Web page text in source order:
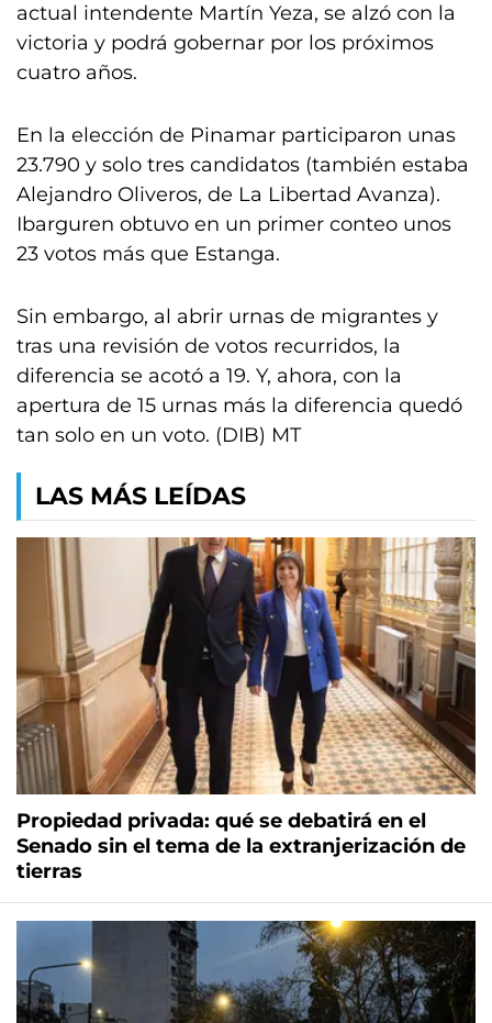
actual intendente Martín Yeza, se alzó con la
victoria y podrá gobernar por los próximos
cuatro años.
En la elección de Pinamar participaron unas
23.790 y solo tres candidatos (también estaba
Alejandro Oliveros, de La Libertad Avanza).
Ibarguren obtuvo en un primer conteo unos
23 votos más que Estanga.
Sin embargo, al abrir urnas de migrantes y
tras una revisión de votos recurridos, la
diferencia se acotó a 19. Y, ahora, con la
apertura de 15 urnas más la diferencia quedó
tan solo en un voto. (DIB) MT
LAS MÁS LEÍDAS
Propiedad privada: qué se debatirá en el
Senado sin el tema de la extranjerización de
tierras